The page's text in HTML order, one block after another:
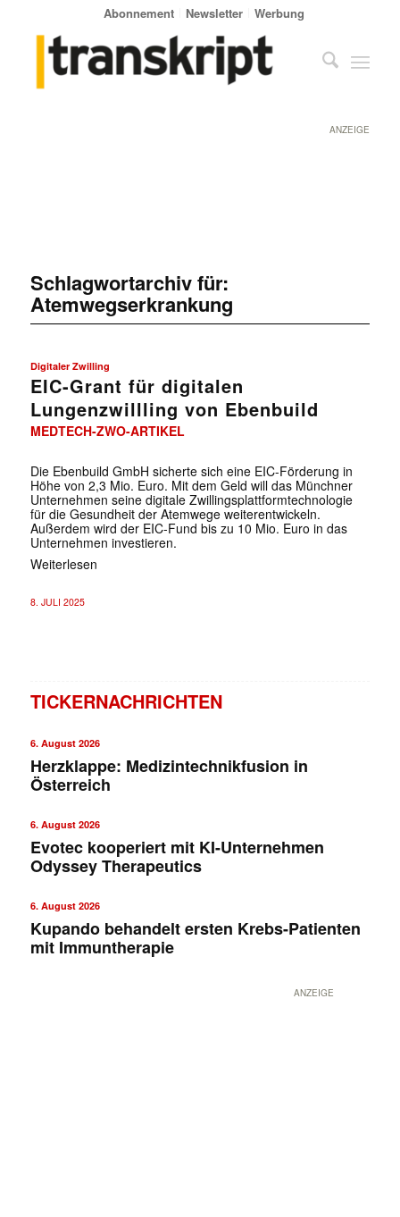
Abonnement Newsletter Werbung
ANZEIGE
Schlagwortarchiv für:
Atemwegserkrankung
Digitaler Zwilling
EIC-Grant für digitalen
Lungenzwillling von Ebenbuild
MEDTECH-ZWO-ARTIKEL
Die Ebenbuild GmbH sicherte sich eine EIC-Förderung in
Höhe von 2,3 Mio. Euro. Mit dem Geld will das Münchner
Unternehmen seine digitale Zwillingsplattformtechnologie
für die Gesundheit der Atemwege weiterentwickeln.
Außerdem wird der EIC-Fund bis zu 10 Mio. Euro in das
Unternehmen investieren.
Weiterlesen
8. JULI 2025
TICKERNACHRICHTEN
6. August 2026
Herzklappe: Medizintechnikfusion in
Österreich
6. August 2026
Evotec kooperiert mit KI-Unternehmen
Odyssey Therapeutics
6. August 2026
Kupando behandelt ersten Krebs-Patienten
mit Immuntherapie
ANZEIGE